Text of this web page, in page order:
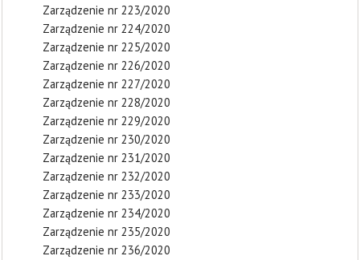
Zarządzenie nr 223/2020
Zarządzenie nr 224/2020
Zarządzenie nr 225/2020
Zarządzenie nr 226/2020
Zarządzenie nr 227/2020
Zarządzenie nr 228/2020
Zarządzenie nr 229/2020
Zarządzenie nr 230/2020
Zarządzenie nr 231/2020
Zarządzenie nr 232/2020
Zarządzenie nr 233/2020
Zarządzenie nr 234/2020
Zarządzenie nr 235/2020
Zarządzenie nr 236/2020